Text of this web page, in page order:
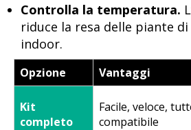
Controlla la temperatura.
riduce la resa delle piante
indoor.
Opzione Vantaggi
Kit
completo
Facile, veloce,
compatibile